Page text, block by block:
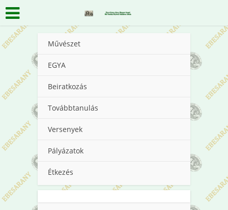
Művészet
EGYA
Beiratkozás
Továbbtanulás
Versenyek
Pályázatok
Étkezés